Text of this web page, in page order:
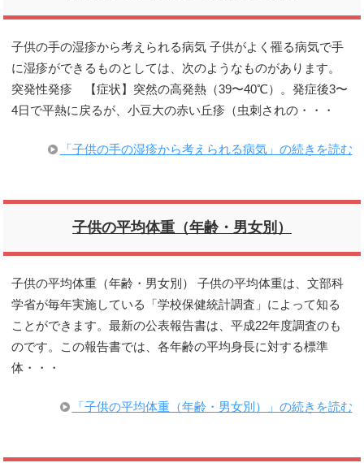
子供の手の湿疹から考えられる病気 子供がよく罹る病気で手
に湿疹ができるものとしては、次のようなものがあります。
突発性発疹 【症状】突然の高発熱（39〜40℃）。発症後3〜
4日で平熱に戻るが、小豆大の赤い丘疹（虫刺されの・・・
「子供の手の湿疹から考えられる病気」の続きを読む
子供の平均体重（年齢・男女別）
子供の平均体重（年齢・男女別） 子供の平均体重は、文部科
学省が毎年実施している「学校保健統計調査」によって知る
ことができます。最新の公表報告書は、平成22年度調査のも
のです。この報告書では、各年齢の平均身長に対する標準
体・・・
「子供の平均体重（年齢・男女別）」の続きを読む